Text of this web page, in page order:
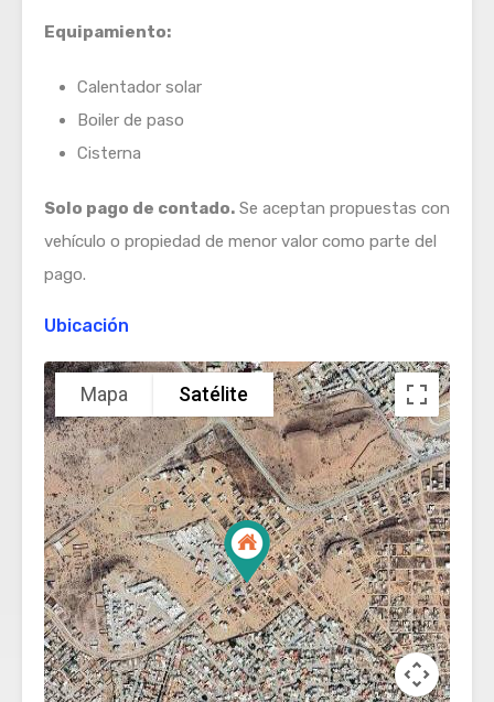
Equipamiento:
Calentador solar
Boiler de paso
Cisterna
Solo pago de contado. Se aceptan propuestas con
vehículo o propiedad de menor valor como parte del
pago.
Ubicación
Mapa Satélite